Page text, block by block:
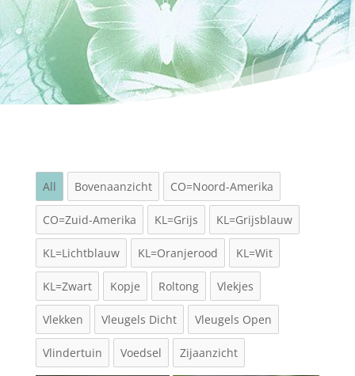
All Bovenaanzicht CO=Noord-Amerika
CO=Zuid-Amerika KL=Grijs KL=Grijsblauw
KL=Lichtblauw KL=Oranjerood KL=Wit
KL=Zwart Kopje Roltong Vlekjes
Vlekken Vleugels Dicht Vleugels Open
Vlindertuin Voedsel Zijaanzicht